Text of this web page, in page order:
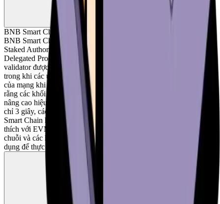
BNB Smart Chain hoạt động như thế nào?
BNB Smart Chain hoạt động dựa trên cơ chế đồng thuận Proof of
Staked Authority (PoSA), kết hợp các đặc điểm của cơ chế
Delegated Proof of Stake (DPoS) và Proof of Authority (PoA). Các
validator được lựa chọn thông qua cơ chế quản trị dựa trên staking,
trong khi các ứng viên đóng vai trò dự phòng để duy trì chức năng
của mạng khi mạng gặp áp lực. Cách tiếp cận kết hợp này đảm bảo
rằng các khối được tạo ra bởi một nhóm validator hạn chế, từ đó
nâng cao hiệu quả và tính phi tập trung. Với thời gian tạo khối ngắn
chỉ 3 giây, các giao dịch có thể được xác nhận nhanh chóng. BNB
Smart Chain hỗ trợ các hợp đồng thông minh và giao thức tương
thích với EVM, tạo điều kiện thuận lợi cho việc chuyển giao xuyên
chuỗi và các hình thức giao tiếp khác. Token gốc, BNB, được sử
dụng để thực thi hợp đồng thông minh và staking.